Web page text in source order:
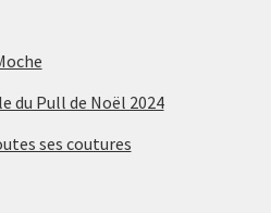
du Pull de Noël 2024
ses coutures